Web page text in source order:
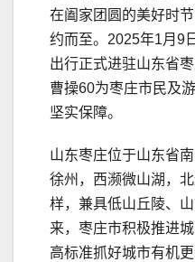
在阖家团圆的美好时
约而至。2025年1月9
出行正式进驻山东省
曹操60为枣庄市民及
坚实保障。
山东枣庄位于山东省
徐州，西濒微山湖，
样，兼具低山丘陵、
来，枣庄市积极推进
高标准抓好城市有机